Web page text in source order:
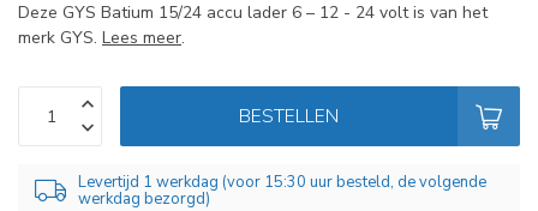
Deze GYS Batium 15/24 accu lader 6 – 12 - 24 volt is van het
merk GYS. Lees meer.
BESTELLEN
Levertijd 1 werkdag (voor 15:30 uur besteld, de volgende
werkdag bezorgd)